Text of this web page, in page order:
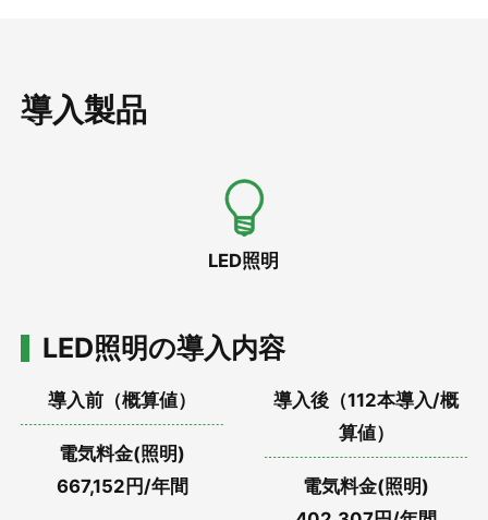
導入製品
LED照明
LED照明の導入内容
導入前（概算値）
電気料金(照明)
667,152円/年間
導入後（112本導入/概
算値）
電気料金(照明)